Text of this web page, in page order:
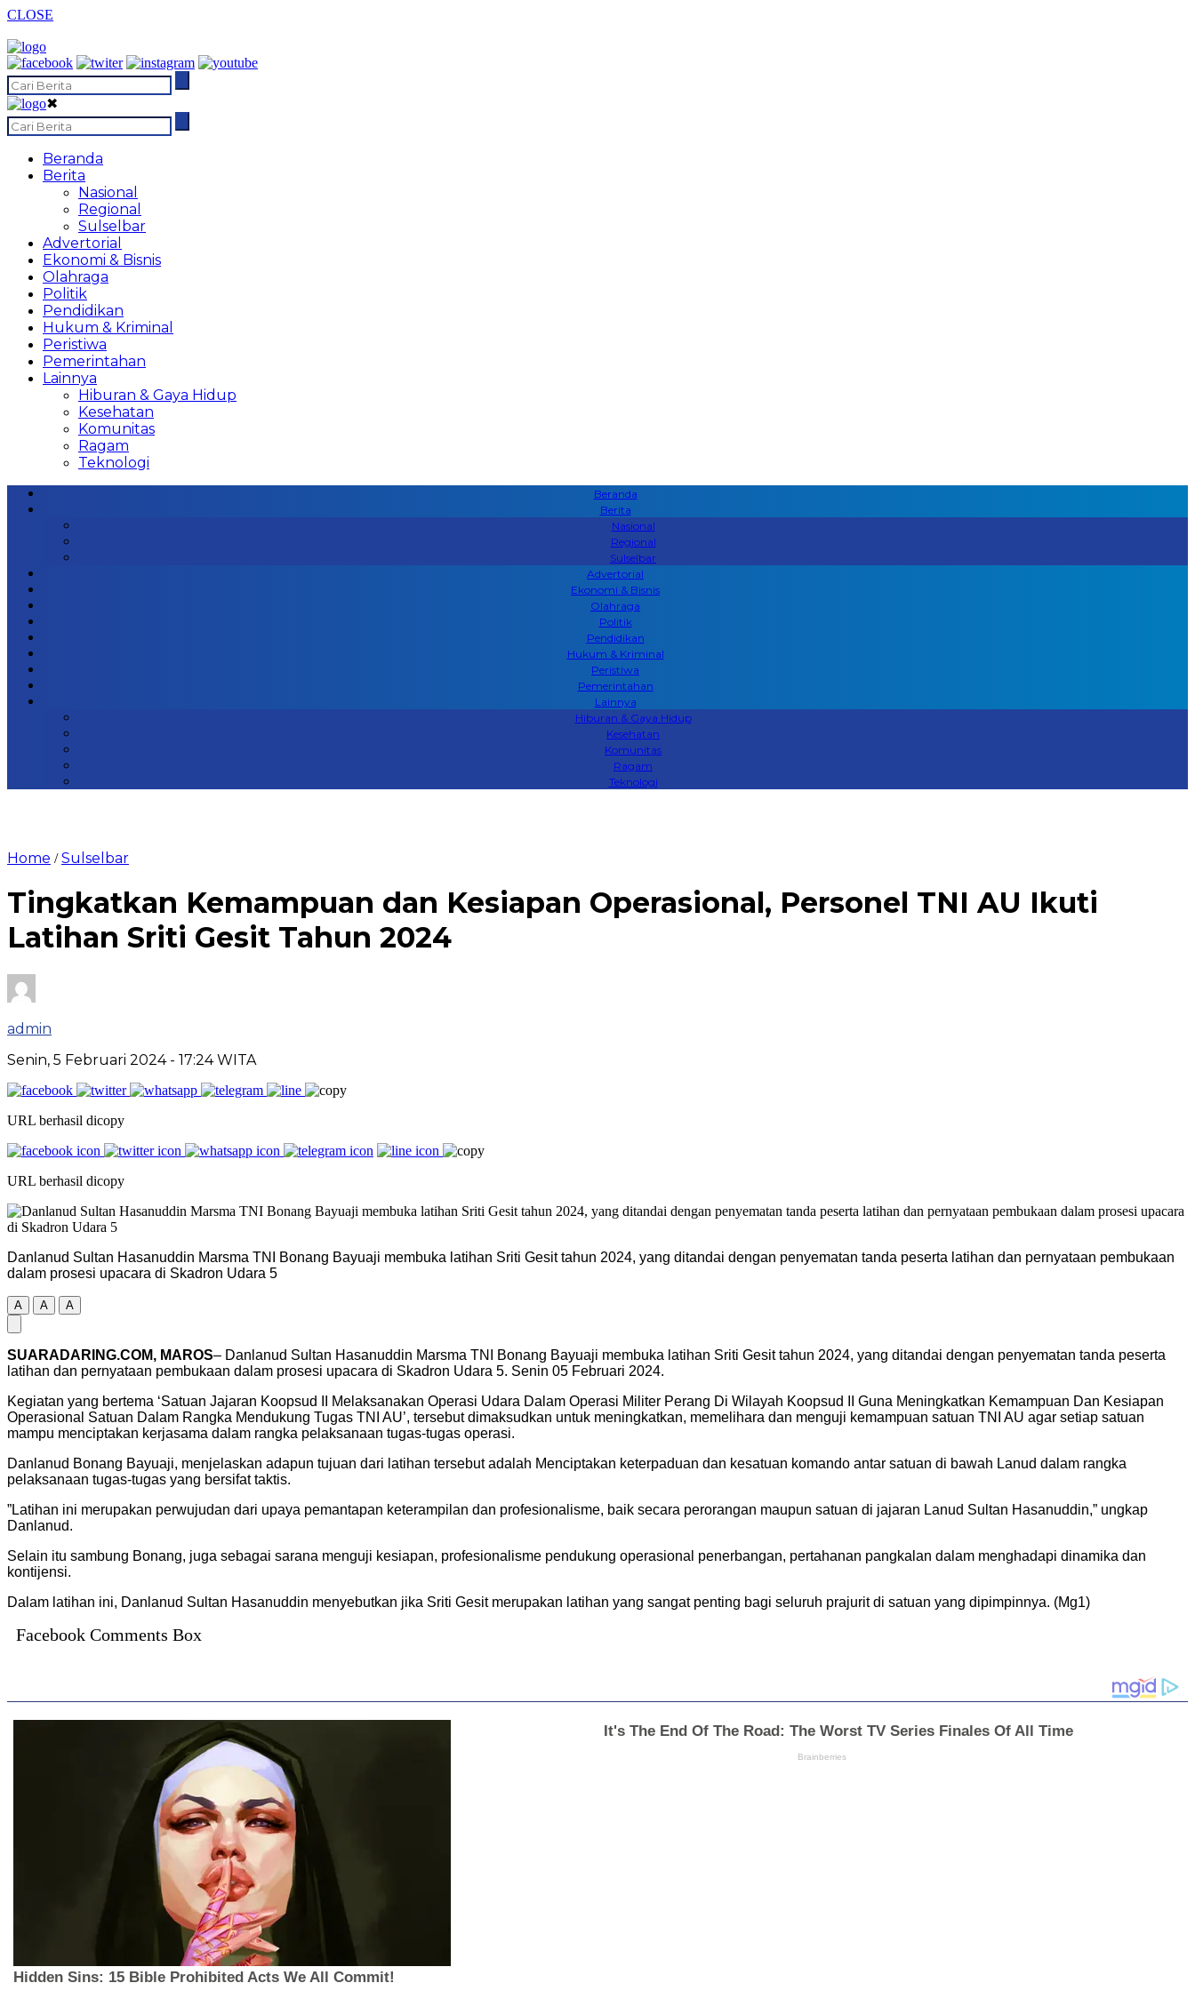
CLOSE
✖
Beranda
Berita
Nasional
Regional
Sulselbar
Advertorial
Ekonomi & Bisnis
Olahraga
Politik
Pendidikan
Hukum & Kriminal
Peristiwa
Pemerintahan
Lainnya
Hiburan & Gaya Hidup
Kesehatan
Komunitas
Ragam
Teknologi
Beranda
Berita
Nasional
Regional
Sulselbar
Advertorial
Ekonomi & Bisnis
Olahraga
Politik
Pendidikan
Hukum & Kriminal
Peristiwa
Pemerintahan
Lainnya
Hiburan & Gaya Hidup
Kesehatan
Komunitas
Ragam
Teknologi
Home /Sulselbar
Tingkatkan Kemampuan dan Kesiapan Operasional, Personel TNI AU Ikuti
Latihan Sriti Gesit Tahun 2024
admin
Senin, 5 Februari 2024 - 17:24 WITA
URL berhasil dicopy
URL berhasil dicopy
Danlanud Sultan Hasanuddin Marsma TNI Bonang Bayuaji membuka latihan Sriti Gesit tahun 2024, yang ditandai dengan penyematan tanda peserta latihan dan pernyataan pembukaan
dalam prosesi upacara di Skadron Udara 5
A A A
SUARADARING.COM, MAROS– Danlanud Sultan Hasanuddin Marsma TNI Bonang Bayuaji membuka latihan Sriti Gesit tahun 2024, yang ditandai dengan penyematan tanda peserta
latihan dan pernyataan pembukaan dalam prosesi upacara di Skadron Udara 5. Senin 05 Februari 2024.
Kegiatan yang bertema ‘Satuan Jajaran Koopsud II Melaksanakan Operasi Udara Dalam Operasi Militer Perang Di Wilayah Koopsud II Guna Meningkatkan Kemampuan Dan Kesiapan
Operasional Satuan Dalam Rangka Mendukung Tugas TNI AU’, tersebut dimaksudkan untuk meningkatkan, memelihara dan menguji kemampuan satuan TNI AU agar setiap satuan
mampu menciptakan kerjasama dalam rangka pelaksanaan tugas-tugas operasi.
Danlanud Bonang Bayuaji, menjelaskan adapun tujuan dari latihan tersebut adalah Menciptakan keterpaduan dan kesatuan komando antar satuan di bawah Lanud dalam rangka
pelaksanaan tugas-tugas yang bersifat taktis.
”Latihan ini merupakan perwujudan dari upaya pemantapan keterampilan dan profesionalisme, baik secara perorangan maupun satuan di jajaran Lanud Sultan Hasanuddin,” ungkap
Danlanud.
Selain itu sambung Bonang, juga sebagai sarana menguji kesiapan, profesionalisme pendukung operasional penerbangan, pertahanan pangkalan dalam menghadapi dinamika dan
kontijensi.
Dalam latihan ini, Danlanud Sultan Hasanuddin menyebutkan jika Sriti Gesit merupakan latihan yang sangat penting bagi seluruh prajurit di satuan yang dipimpinnya. (Mg1)
Facebook Comments Box